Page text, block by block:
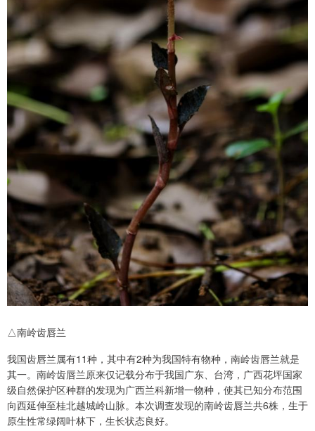
△南岭齿唇兰
我国齿唇兰属有11种，其中有2种为我国特有物种，南岭齿唇兰就是
其一。南岭齿唇兰原来仅记载分布于我国广东、台湾，广西花坪国家
级自然保护区种群的发现为广西兰科新增一物种，使其已知分布范围
向西延伸至桂北越城岭山脉。本次调查发现的南岭齿唇兰共6株，生于
原生性常绿阔叶林下，生长状态良好。